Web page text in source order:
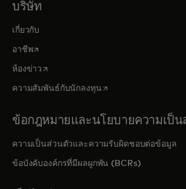
บริษัท
เกี่ยวกับ
อาชีพopens in a new tab
ห้องข่าว opens in a new tab
ความสัมพันธ์กับนักลงทุนopens in a new tab
ข้อกฎหมายและนโยบายความเป็น
ความเป็นส่วนตัวและความรับผิดชอบต่อข้อมูล
ข้อบังคับองค์กรที่มีผลผูกพัน (BCRs)